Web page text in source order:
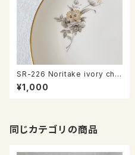
SR-226 Noritake ivory chin
a plate
¥1,000
同じカテゴリの商品